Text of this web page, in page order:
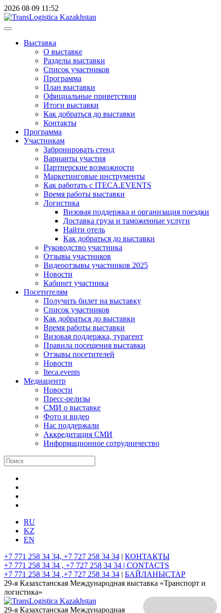
2026 08 09 11:52
Выставка
О выставке
Разделы выставки
Список участников
Программа
План выставки
Официальные приветствия
Итоги выставки
Как добраться до выставки
Контакты
Программа
Участникам
Забронировать стенд
Варианты участия
Партнерские возможности
Маркетинговые инструменты
Как работать с ITECA.EVENTS
Время работы выставки
Логистика
Визовая поддержка и организация поездки
Доставка груза и таможенные услуги
Найти отель
Как добраться до выставки
Руководство участника
Отзывы участников
Видеоотзывы участников 2025
Новости
Кабинет участника
Посетителям
Получить билет на выставку
Список участников
Как добраться до выставки
Время работы выставки
Визовая поддержка, турагент
Правила посещения выставки
Отзывы посетителей
Новости
Iteca.events
Медиацентр
Новости
Пресс-релизы
СМИ о выставке
Фото и видео
Нас поддержали
Аккредитация СМИ
Информационное сотрудничество
RU
KZ
EN
+7 771 258 34 34, +7 727 258 34 34 | КОНТАКТЫ
+7 771 258 34 34 , +7 727 258 34 34 | CONTACTS
+7 771 258 34 34 ,+7 727 258 34 34 | БАЙЛАНЫСТАР
29-я Казахстанская Международная выставка «Транспорт и
логистика»
29-я Казахстанская Международная